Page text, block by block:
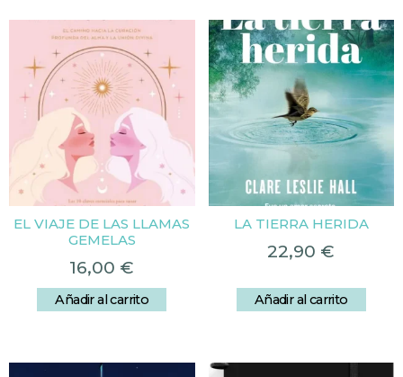
EL VIAJE DE LAS LLAMAS
GEMELAS
16,00 €
Añadir al carrito
LA TIERRA HERIDA
22,90 €
Añadir al carrito